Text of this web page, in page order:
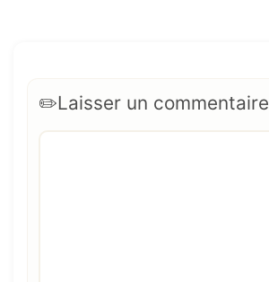
Laisser un commentaire